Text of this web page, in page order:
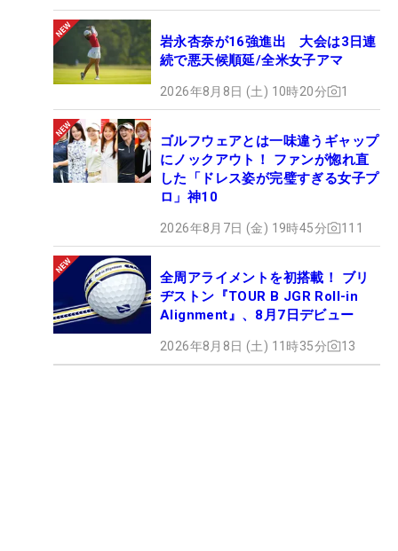
岩永杏奈が16強進出 大会は3日連
続で悪天候順延/全米女子アマ
2026年8月8日 (土) 10時20分 1
ゴルフウェアとは一味違うギャップ
にノックアウト！ ファンが惚れ直
した「ドレス姿が完璧すぎる女子プ
ロ」神10
2026年8月7日 (金) 19時45分 111
全周アライメントを初搭載！ ブリ
ヂストン『TOUR B JGR Roll-in
Alignment』、8月7日デビュー
2026年8月8日 (土) 11時35分 13